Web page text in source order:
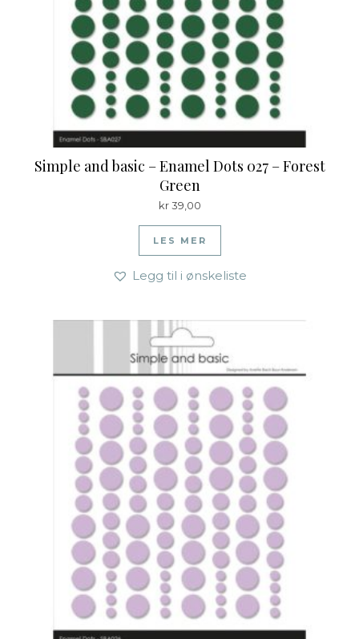
Simple and basic – Enamel Dots 027 – Forest
Green
kr39,00
LES MER
Legg til i ønskeliste